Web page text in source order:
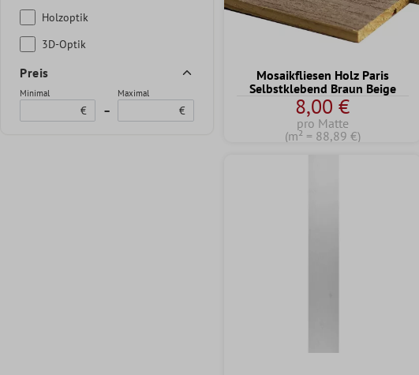
Holzoptik
3D-Optik
Preis
Minimal
€ –
Maximal
€
Mosaikfliesen Holz Paris
Selbstklebend Braun Beige
8,00 €
pro Matte
(m² = 88,89 €)